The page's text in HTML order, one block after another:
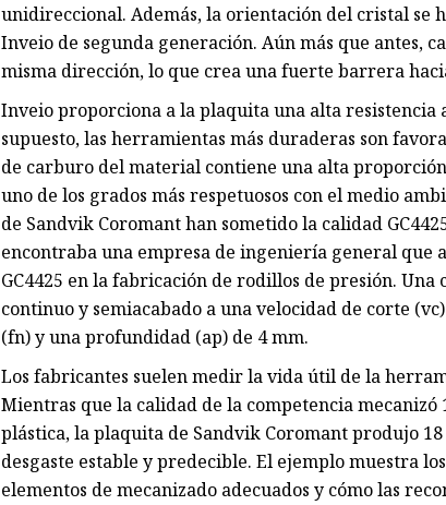
unidireccional. Además, la orientación del cristal
Inveio de segunda generación. Aún más que antes,
misma dirección, lo que crea una fuerte barrera
Inveio proporciona a la plaquita una alta
supuesto, las herramientas más duraderas son
de carburo del material contiene una alta
uno de los grados más respetuosos con el medio
de Sandvik Coromant han sometido la calidad
encontraba una empresa de ingeniería general que
GC4425 en la fabricación de rodillos de presión.
continuo y semiacabado a una velocidad de corte
(fn) y una profundidad (ap) de 4 mm.
Los fabricantes suelen medir la vida útil de la
Mientras que la calidad de la competencia
plástica, la plaquita de Sandvik Coromant produjo
desgaste estable y predecible. El ejemplo muestra
elementos de mecanizado adecuados y cómo las